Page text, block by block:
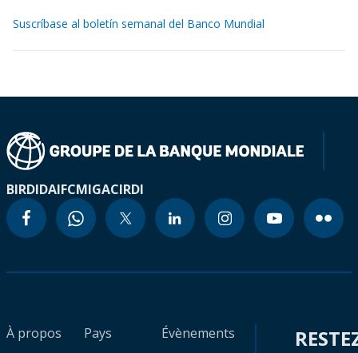
Suscríbase al boletín semanal del Banco Mundial
BIRDIDAIFCMIGACIRDI
À propos
Pays
Évènements